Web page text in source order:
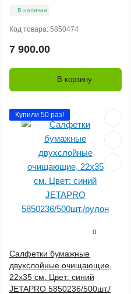
В наличии
Код товара: 5850474
7 900.00
В корзину
Купили 50 раз!
0
Салфетки бумажные
двухслойные очищающие,
22х35 см. Цвет: синий
JETAPRO 5850236/500шт./